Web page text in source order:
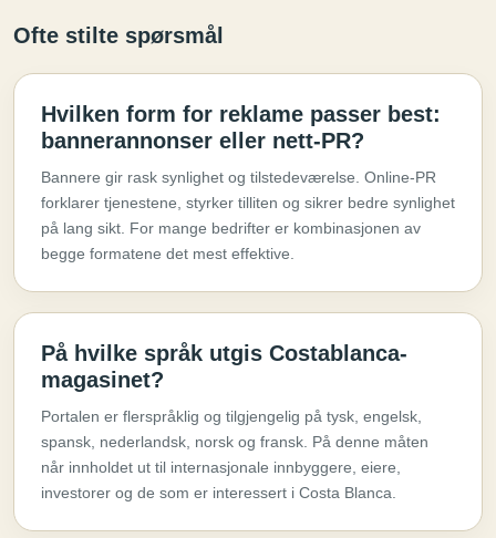
Ofte stilte spørsmål
Hvilken form for reklame passer best:
bannerannonser eller nett-PR?
Bannere gir rask synlighet og tilstedeværelse. Online-PR
forklarer tjenestene, styrker tilliten og sikrer bedre synlighet
på lang sikt. For mange bedrifter er kombinasjonen av
begge formatene det mest effektive.
På hvilke språk utgis Costablanca-
magasinet?
Portalen er flerspråklig og tilgjengelig på tysk, engelsk,
spansk, nederlandsk, norsk og fransk. På denne måten
når innholdet ut til internasjonale innbyggere, eiere,
investorer og de som er interessert i Costa Blanca.